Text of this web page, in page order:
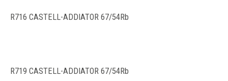
R716 CASTELL-ADDIATOR 67/54Rb
R719 CASTELL-ADDIATOR 67/54Rb